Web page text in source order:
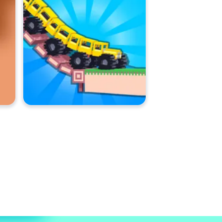
איך אני יכול לשחק ב-Stacktris בחינם?
אתה יכול לשחק ב-Stacktris בחינם ב Poki (פוקי)
האם אני יכול לשחק ב-Stacktris במכשירים ניידים ובשולחן העבודה?
ניתן לשחק Stacktris במחשב ובמכשירים ניידים כמו טלפונים וטאבלטים.